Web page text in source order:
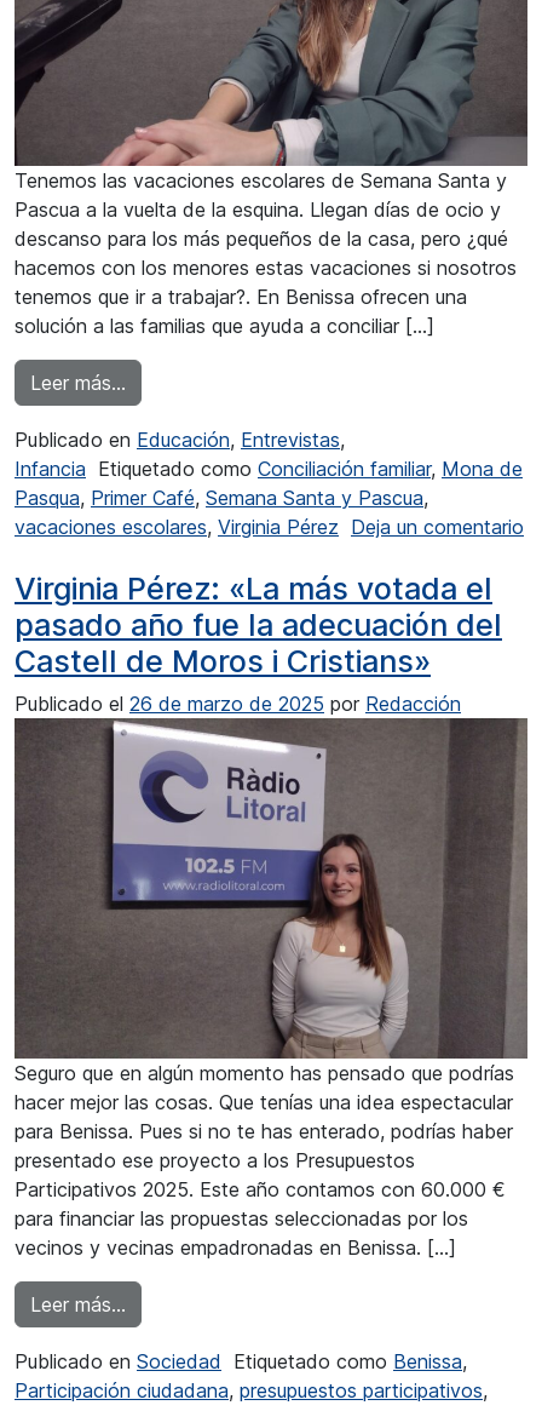
Tenemos las vacaciones escolares de Semana Santa y
Pascua a la vuelta de la esquina. Llegan días de ocio y
descanso para los más pequeños de la casa, pero ¿qué
hacemos con los menores estas vacaciones si nosotros
tenemos que ir a trabajar?. En Benissa ofrecen una
solución a las familias que ayuda a conciliar […]
Leer más…
Publicado en Educación, Entrevistas,
Infancia Etiquetado como Conciliación familiar, Mona de
Pasqua, Primer Café, Semana Santa y Pascua,
vacaciones escolares, Virginia Pérez Deja un comentario
Virginia Pérez: «La más votada el
pasado año fue la adecuación del
Castell de Moros i Cristians»
Publicado el 26 de marzo de 2025 por Redacción
Seguro que en algún momento has pensado que podrías
hacer mejor las cosas. Que tenías una idea espectacular
para Benissa. Pues si no te has enterado, podrías haber
presentado ese proyecto a los Presupuestos
Participativos 2025. Este año contamos con 60.000 €
para financiar las propuestas seleccionadas por los
vecinos y vecinas empadronadas en Benissa. […]
Leer más…
Publicado en Sociedad Etiquetado como Benissa,
Participación ciudadana, presupuestos participativos,